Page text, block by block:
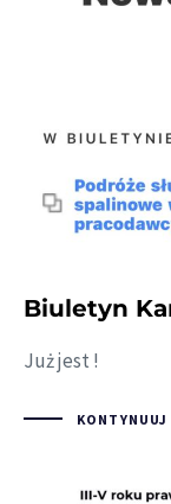
Biuletyn
Już jest !